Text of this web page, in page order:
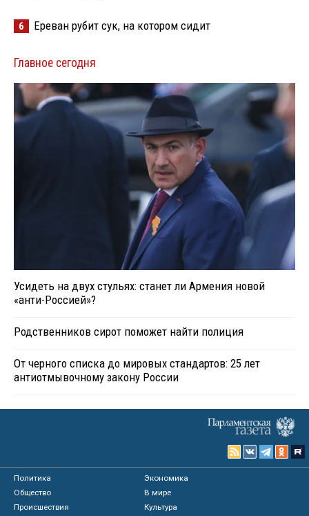
6 Ереван рубит сук, на котором сидит
Главное сегодня
Усидеть на двух стульях: станет ли Армения новой
«анти-Россией»?
Родственников сирот поможет найти полиция
От черного списка до мировых стандартов: 25 лет
антиотмывочному закону России
Политика
Экономика
Общество
В мире
Происшествия
Культура